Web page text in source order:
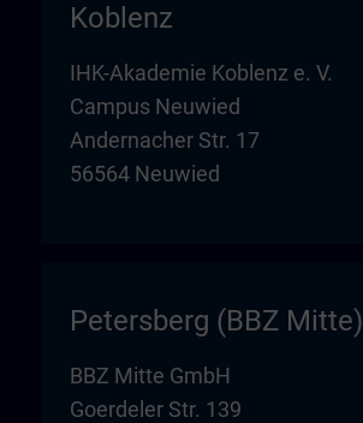
Koblenz
IHK-Akademie Koblenz e. V.
Campus Neuwied
Andernacher Str. 17
56564 Neuwied
Petersberg (BBZ Mitte)
BBZ Mitte GmbH
Goerdeler Str. 139